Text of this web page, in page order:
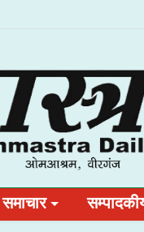
समाचार